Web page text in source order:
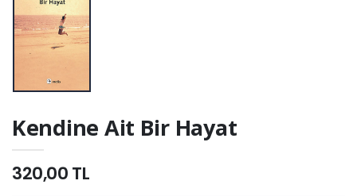
Kendine Ait Bir Hayat
320,00 TL